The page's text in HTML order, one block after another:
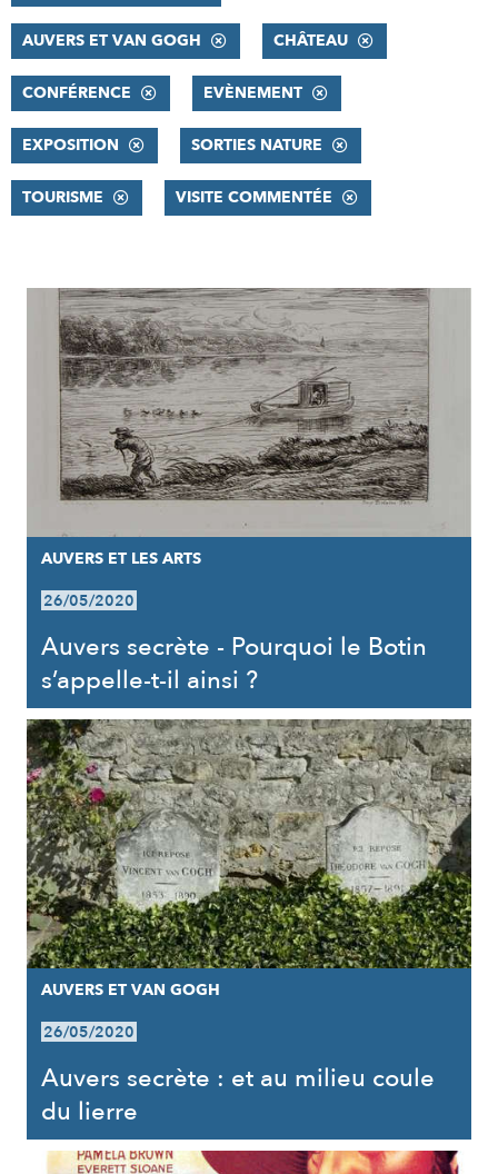
AUVERS ET VAN GOGH CHÂTEAU
CONFÉRENCE EVÈNEMENT
EXPOSITION SORTIES NATURE
TOURISME VISITE COMMENTÉE
RÉSULTATS
AUVERS ET LES ARTS
26/05/2020
Auvers secrète - Pourquoi le Botin
s’appelle-t-il ainsi ?
AUVERS ET VAN GOGH
26/05/2020
Auvers secrète : et au milieu coule
du lierre